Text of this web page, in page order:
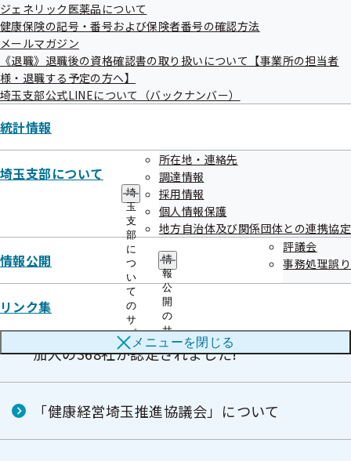
ジェネリック医薬品について
健康保険の記号・番号および保険者番号の確認方法
メールマガジン
《退職》退職後の資格確認書の取り扱いについて【事業所の担当者
様・退職する予定の方へ】
埼玉支部公式LINEについて（バックナンバー）
統計情報
埼玉支部について
埼
玉
支
部
に
つ
い
て
の
サ
ブ
メ
ニ
所在地・連絡先
調達情報
採用情報
個人情報保護
地方自治体及び関係団体との連携協定
情報公開
情
報
公
開
の
サ
ブ
メ
ュ
評議会
事務処理誤り
リンク集
メニューを閉じる
更新 令和08年06月25日
健康経営・健康宣言
「健康宣言」してみませんか？
健康宣言企業一覧
健康経営優良法人2026に協会けんぽ埼玉支部
加入の368社が認定されました!
「健康経営埼玉推進協議会」について